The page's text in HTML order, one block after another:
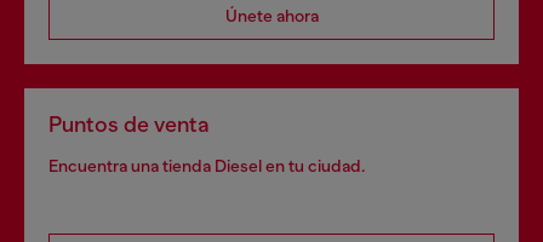
Únete ahora
Puntos de venta
Encuentra una tienda Diesel en tu ciudad.